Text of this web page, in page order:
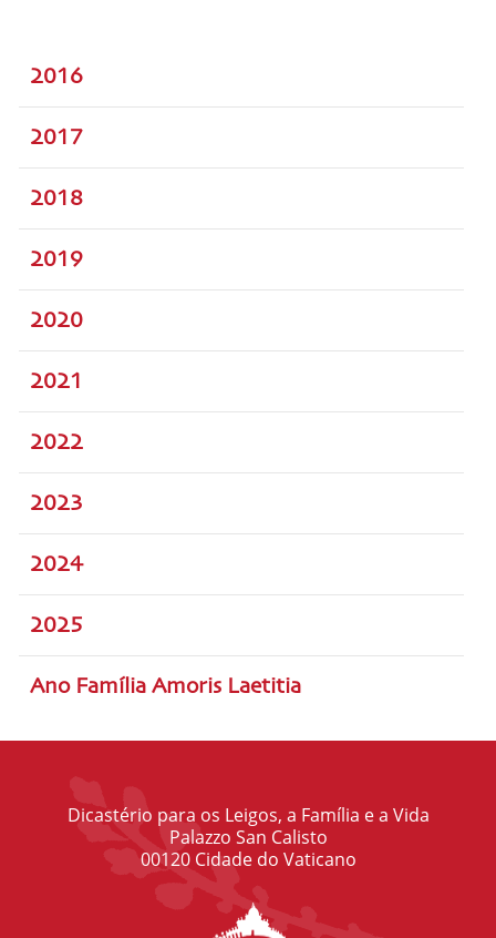
2016
2017
2018
2019
2020
2021
2022
2023
2024
2025
Ano Família Amoris Laetitia
Dicastério para os Leigos, a Família e a Vida
Palazzo San Calisto
00120 Cidade do Vaticano